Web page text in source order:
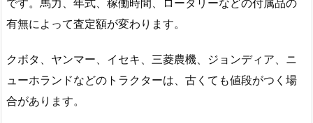
です。馬力、年式、稼働時間、ロータリーなどの付属品の
有無によって査定額が変わります。
クボタ、ヤンマー、イセキ、三菱農機、ジョンディア、ニ
ューホランドなどのトラクターは、古くても値段がつく場
合があります。